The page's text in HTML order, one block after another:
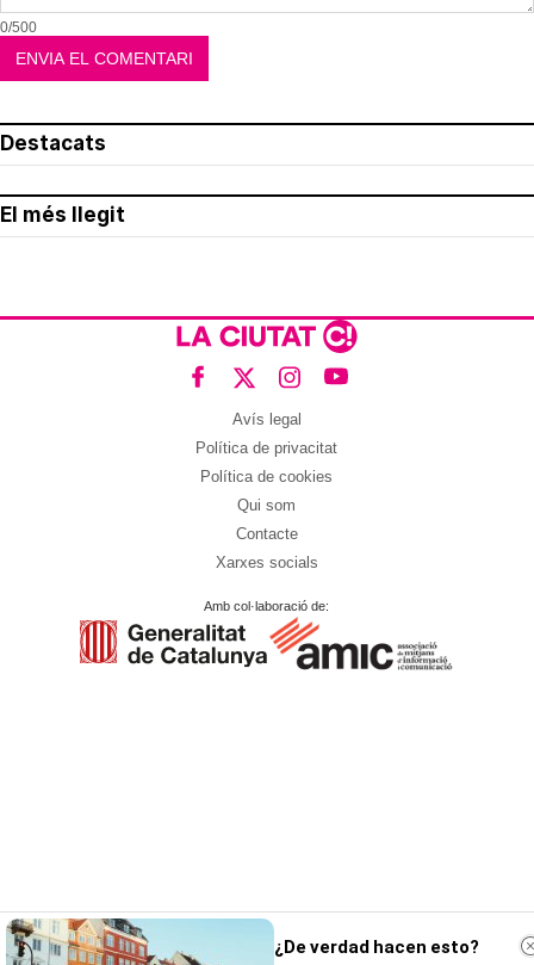
0/500
Destacats
El més llegit
Avís legal
Política de privacitat
Política de cookies
Qui som
Contacte
Xarxes socials
Amb col·laboració de:
¿De verdad hacen esto?